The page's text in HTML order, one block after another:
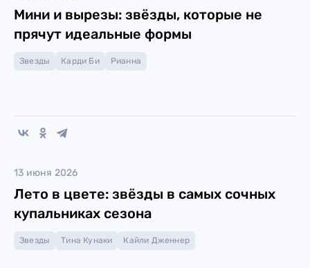
Мини и вырезы: звёзды, которые не
прячут идеальные формы
Звезды Карди Би Рианна
13 июня 2026
Лето в цвете: звёзды в самых сочных
купальниках сезона
Звезды Тина Кунаки Кайли Дженнер